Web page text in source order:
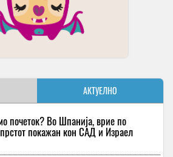
АКТУЕЛНО
почеток? Во Шпанија, врие по
покажан кон САД и Израел